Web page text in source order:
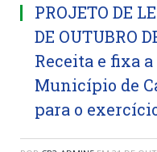
PROJETO DE
DE OUTUBRO
Receita e fixa a
Município de
para o